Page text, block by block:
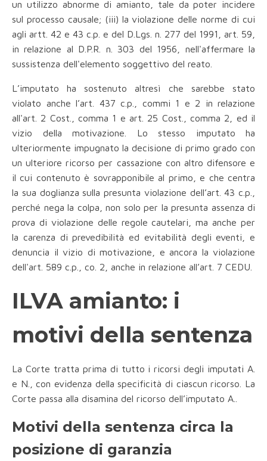
un utilizzo abnorme di amianto, tale da poter incidere
sul processo causale; (iii) la violazione delle norme di cui
agli artt. 42 e 43 c.p. e del D.Lgs. n. 277 del 1991, art. 59,
in relazione al D.P.R. n. 303 del 1956, nell'affermare la
sussistenza dell'elemento soggettivo del reato.
L’imputato ha sostenuto altresì che sarebbe stato
violato anche l’art. 437 c.p., commi 1 e 2 in relazione
all'art. 2 Cost., comma 1 e art. 25 Cost., comma 2, ed il
vizio della motivazione. Lo stesso imputato ha
ulteriormente impugnato la decisione di primo grado con
un ulteriore ricorso per cassazione con altro difensore e
il cui contenuto è sovrapponibile al primo, e che centra
la sua doglianza sulla presunta violazione dell’art. 43 c.p.,
perché nega la colpa, non solo per la presunta assenza di
prova di violazione delle regole cautelari, ma anche per
la carenza di prevedibilità ed evitabilità degli eventi, e
denuncia il vizio di motivazione, e ancora la violazione
dell'art. 589 c.p., co. 2, anche in relazione all’art. 7 CEDU.
ILVA amianto: i
motivi della sentenza
La Corte tratta prima di tutto i ricorsi degli imputati A.
e N., con evidenza della specificità di ciascun ricorso. La
Corte passa alla disamina del ricorso dell’imputato A..
Motivi della sentenza circa la
posizione di garanzia